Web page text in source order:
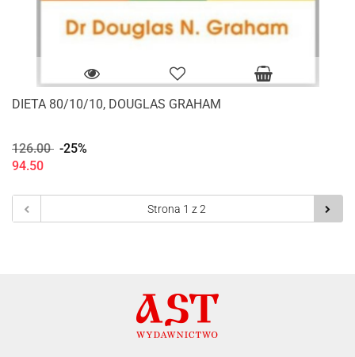
DIETA 80/10/10, DOUGLAS GRAHAM
126.00 -25%
94.50